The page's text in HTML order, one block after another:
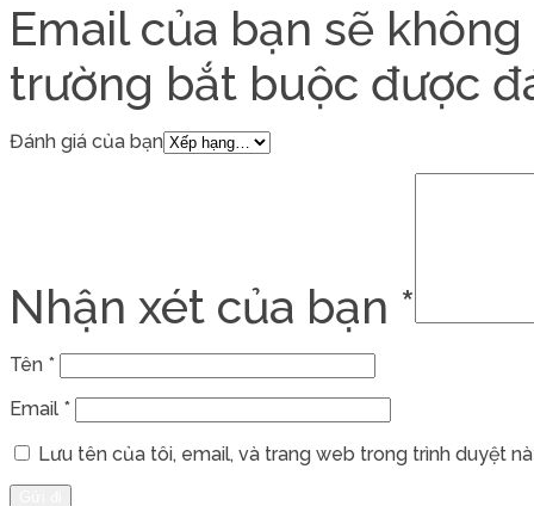
Email của bạn sẽ
trường bắt buộc được
Đánh giá của bạn
Nhận xét của bạn *
Tên *
Email *
Lưu tên của tôi, email, và trang web trong trình duyệt